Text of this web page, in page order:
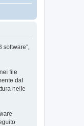
file
dal
nelle